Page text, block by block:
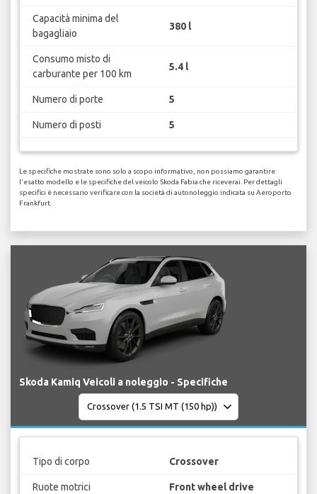
Capacità minima del
bagagliaio
380 l
Consumo misto di
carburante per 100 km
5.4 l
Numero di porte 5
Numero di posti 5
Le specifiche mostrate sono solo a scopo informativo, non possiamo garantire
l'esatto modello e le specifiche del veicolo Skoda Fabia che riceverai. Per dettagli
specifici è necessario verificare con la società di autonoleggio indicata su Aeroporto
Frankfurt.
Skoda Kamiq Veicoli a noleggio - Specifiche
Tipo di corpo Crossover
Ruote motrici Front wheel drive